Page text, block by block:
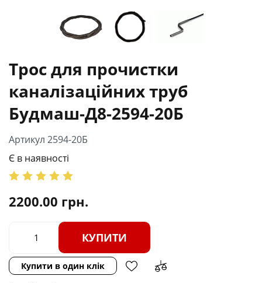
Трос для прочистки
каналізаційних труб
Будмаш-Д8-2594-20Б
Артикул 2594-20Б
Є в наявності
2200.00 грн.
КУПИТИ
Купити в один клік